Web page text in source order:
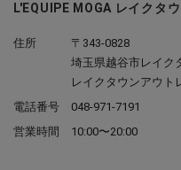
L'EQUIPE MOGA レイクタ
住所
〒343-0828
埼玉県越谷市レイク
レイクタウンアウト
電話番号
048-971-7191
営業時間
10:00〜20:00